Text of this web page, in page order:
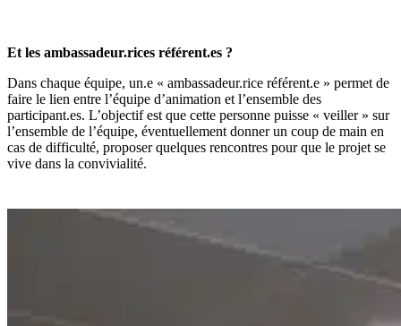
Et les ambassadeur.rices référent.es ?
Dans chaque équipe, un.e « ambassadeur.rice référent.e » permet de
faire le lien entre l’équipe d’animation et l’ensemble des
participant.es. L’objectif est que cette personne puisse « veiller » sur
l’ensemble de l’équipe, éventuellement donner un coup de main en
cas de difficulté, proposer quelques rencontres pour que le projet se
vive dans la convivialité.